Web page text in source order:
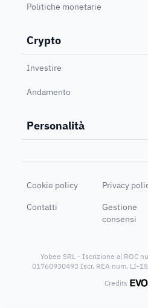
Politiche monetarie
Crypto
Investire
Andamento
Personalità
Cookie policy Privacy
Contatti
Gestione
consensi
Yobee SRL - Iscrizione al ROC
01760930493 Iscr. REA num. LI-
Credits